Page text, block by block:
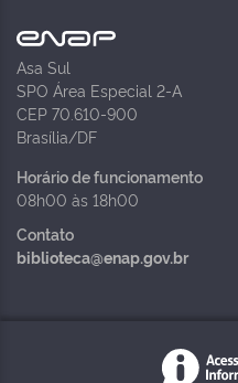
Asa Sul
SPO Área Especial 2-A
CEP 70.610-900
Brasília/DF
Horário de funcionamento
08h00 às 18h00
Contato
biblioteca@enap.gov.br